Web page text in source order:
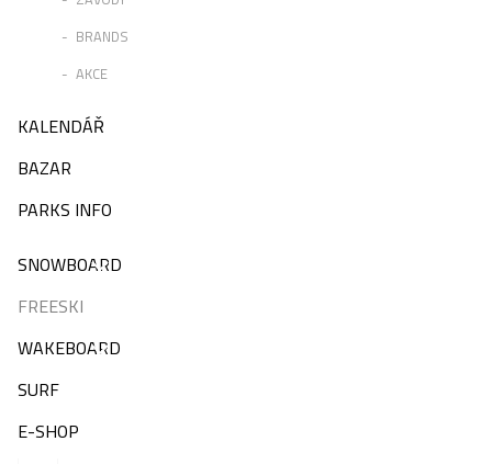
BRANDS
AKCE
KALENDÁŘ
BAZAR
PARKS INFO
SNOWBOARD
FREESKI
WAKEBOARD
SURF
E-SHOP